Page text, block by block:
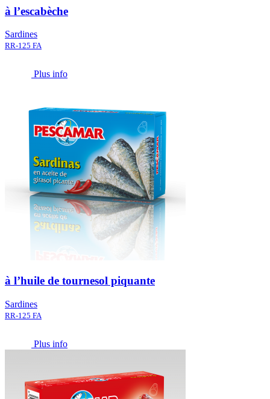
à l’escabèche
Sardines
RR-125 FA
Plus info
à l’huile de tournesol piquante
Sardines
RR-125 FA
Plus info